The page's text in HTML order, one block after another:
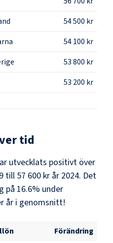
54 500 kr
54 100 kr
53 800 kr
53 200 kr
tid
utvecklats positivt över
till 57 600 kr år 2024. Det
på 16.6% under
år i genomsnitt!
Förändring